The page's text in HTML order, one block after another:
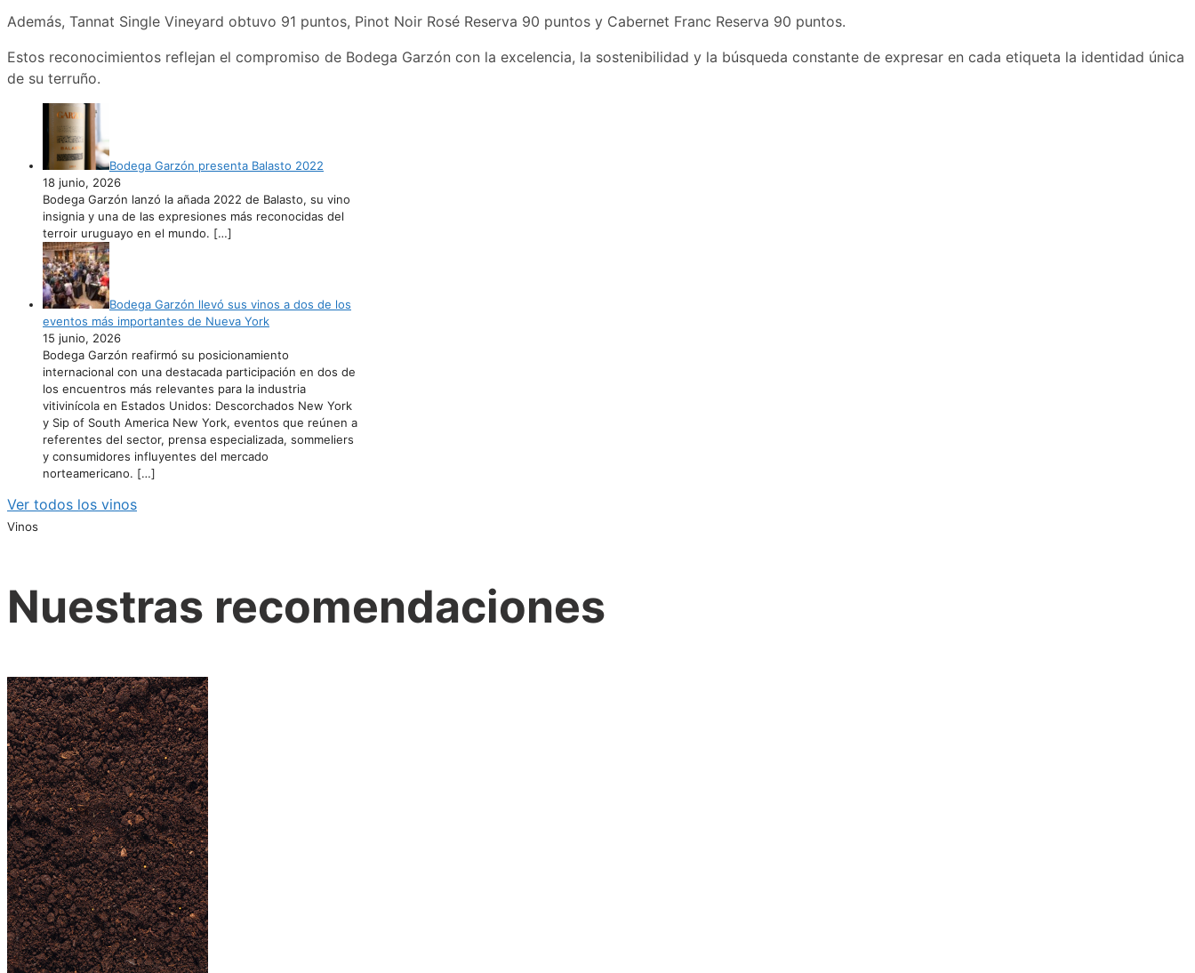
Además, Tannat Single Vineyard obtuvo 91 puntos, Pinot Noir Rosé Reserva 90 puntos y Cabernet Franc Reserva 90 puntos.
Estos reconocimientos reflejan el compromiso de Bodega Garzón con la excelencia, la sostenibilidad y la búsqueda constante de expresar en cada etiqueta la identidad única
de su terruño.
Bodega Garzón presenta Balasto 2022
18 junio, 2026
Bodega Garzón lanzó la añada 2022 de Balasto, su vino
insignia y una de las expresiones más reconocidas del
terroir uruguayo en el mundo. […]
Bodega Garzón llevó sus vinos a dos de los
eventos más importantes de Nueva York
15 junio, 2026
Bodega Garzón reafirmó su posicionamiento
internacional con una destacada participación en dos de
los encuentros más relevantes para la industria
vitivinícola en Estados Unidos: Descorchados New York
y Sip of South America New York, eventos que reúnen a
referentes del sector, prensa especializada, sommeliers
y consumidores influyentes del mercado
norteamericano. […]
Ver todos los vinos
Vinos
Nuestras recomendaciones